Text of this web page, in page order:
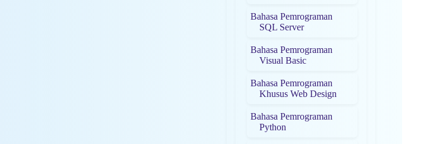
Bahasa Pemrograman
SQL Server
Bahasa Pemrograman
Visual Basic
Bahasa Pemrograman
Khusus Web Design
Bahasa Pemrograman
Python